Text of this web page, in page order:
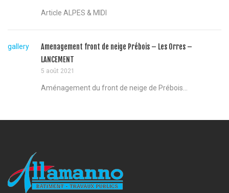
Article ALPES & MIDI
gallery
Amenagement front de neige Prébois – Les Orres –
LANCEMENT
5 août 2021
Aménagement du front de neige de Prébois...